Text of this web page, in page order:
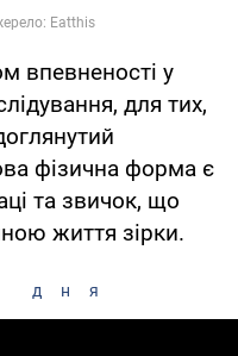
впевненості у
для тих,
фізична форма є
та звичок, що
життя зірки.
дня